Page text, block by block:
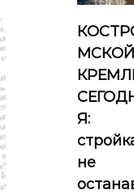
я
п
о
з
а
МСКОЙ
Я:
не